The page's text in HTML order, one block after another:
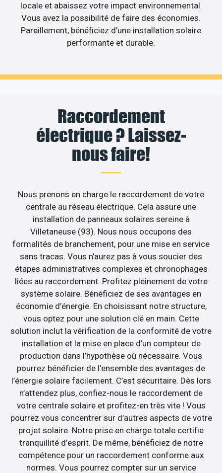
locale et abaissez votre impact environnemental.
Vous avez la possibilité de faire des économies.
Pareillement, bénéficiez d’une installation solaire
performante et durable.
Raccordement
électrique ? Laissez-
nous faire!
Nous prenons en charge le raccordement de votre
centrale au réseau électrique. Cela assure une
installation de panneaux solaires sereine à
Villetaneuse (93). Nous nous occupons des
formalités de branchement, pour une mise en service
sans tracas. Vous n’aurez pas à vous soucier des
étapes administratives complexes et chronophages
liées au raccordement. Profitez pleinement de votre
système solaire. Bénéficiez de ses avantages en
économie d’énergie. En choisissant notre structure,
vous optez pour une solution clé en main. Cette
solution inclut la vérification de la conformité de votre
installation et la mise en place d’un compteur de
production dans l’hypothèse où nécessaire. Vous
pourrez bénéficier de l’ensemble des avantages de
l’énergie solaire facilement. C’est sécuritaire. Dès lors
n’attendez plus, confiez-nous le raccordement de
votre centrale solaire et profitez-en très vite ! Vous
pourrez vous concentrer sur d’autres aspects de votre
projet solaire. Notre prise en charge totale certifie
tranquillité d’esprit. De même, bénéficiez de notre
compétence pour un raccordement conforme aux
normes. Vous pourrez compter sur un service